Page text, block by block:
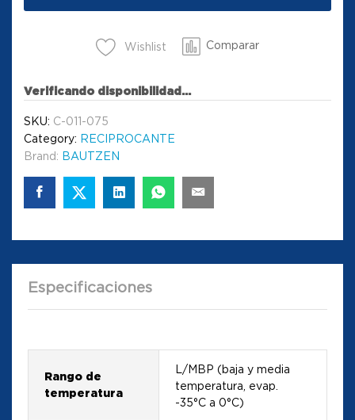
Wishlist Comparar
Verificando disponibilidad...
SKU: C-011-075
Category: RECIPROCANTE
Brand: BAUTZEN
Especificaciones
Rango de
temperatura
L/MBP (baja y media
temperatura, evap.
-35°C a 0°C)